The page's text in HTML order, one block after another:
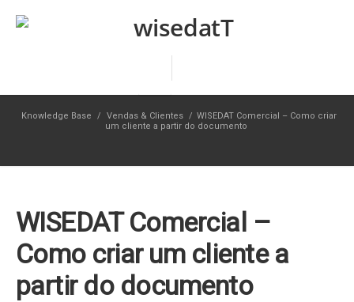
Knowledge Base / Vendas & Clientes / WISEDAT Comercial – Como criar
um cliente a partir do documento
WISEDAT Comercial –
Como criar um cliente a
partir do documento